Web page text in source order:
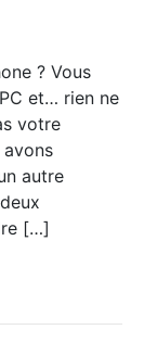
? Vous
et… rien ne
votre
avons
autre
[…]